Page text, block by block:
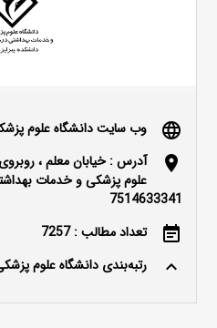
language وب سایت دانشگاه علوم
location_on
آدرس : خیابان معلم ،
علوم پزشکی و خدمات
7514633341
event_note تعداد مطالب : 7257
keyboard_arrow_up رتبه‌بندی دانشگاه علوم